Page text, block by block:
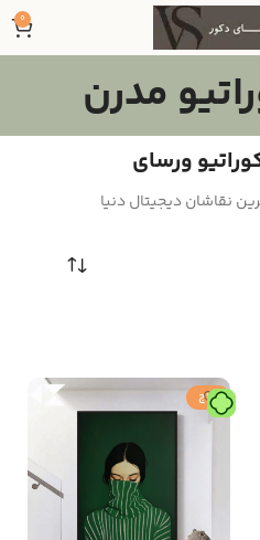
0
مدرن
ورسای
نقاشان دیجیتال دنیا
حراج